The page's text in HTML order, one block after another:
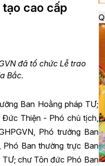
cao cấp
đã tổ chức Lễ trao
Bắc.
Ban Hoằng pháp TƯ;
Đức Thiện - Phó chủ tịch,
Phó trưởng Ban
Ban thường trực Ban
TƯ; chư Tôn đức Phó Ban